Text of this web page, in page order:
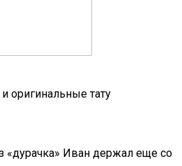
оригинальные тату
«дурачка» Иван держал еще со